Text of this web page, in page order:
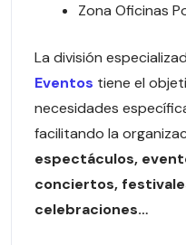
Zona Oficinas
La división
Eventos tiene el
necesidades
facilitando la
espectáculos,
conciertos,
celebraciones…